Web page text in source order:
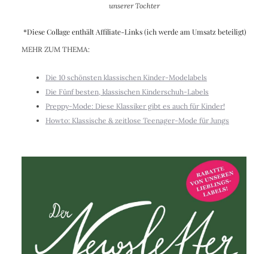
unserer Tochter
*Diese Collage enthält Affiliate-Links (ich werde am Umsatz beteiligt)
MEHR ZUM THEMA:
Die 10 schönsten klassischen Kinder-Modelabels
Die Fünf besten, klassischen Kinderschuh-Labels
Preppy-Mode: Diese Klassiker gibt es auch für Kinder!
Howto: Klassische & zeitlose Teenager-Mode für Jungs